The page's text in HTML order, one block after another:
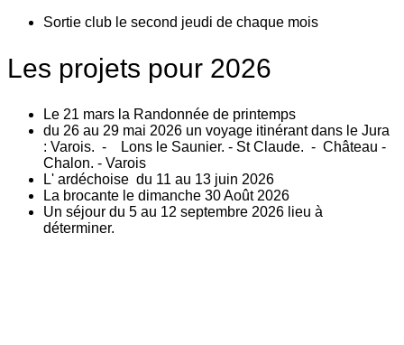
Sortie club le second jeudi de chaque mois
Les projets pour 2026
Le 21 mars la Randonnée de printemps
du 26 au 29 mai 2026 un voyage itinérant dans le Jura
: Varois. - Lons le Saunier. - St Claude. - Château -
Chalon. - Varois
L' ardéchoise du 11 au 13 juin 2026
La brocante le dimanche 30 Août 2026
Un séjour du 5 au 12 septembre 2026 lieu à
déterminer.